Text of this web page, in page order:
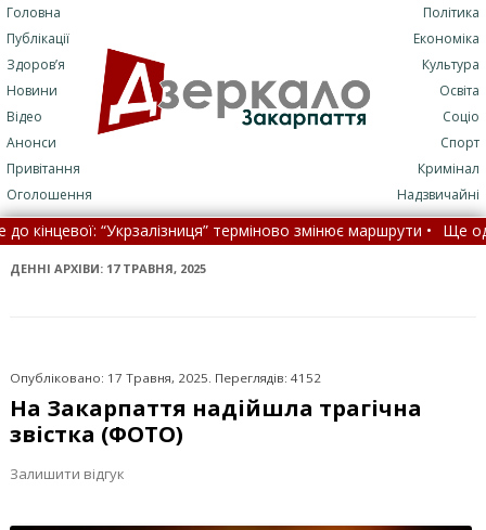
Головна
Публікації
Здоров’я
Новини
Відео
Анонси
Привітання
Оголошення
Політика
Економіка
Культура
Освіта
Соціо
Спорт
Кримінал
Надзвичайні
терміново змінює маршрути •
Ще один захисник із
про доходи у паперовому виді • На Закарпатті
ДЕННІ АРХІВИ: 17 ТРАВНЯ, 2025
Опубліковано: 17 Травня, 2025. Переглядів: 4152
На Закарпаття надійшла трагічна
звістка (ФОТО)
Залишити відгук